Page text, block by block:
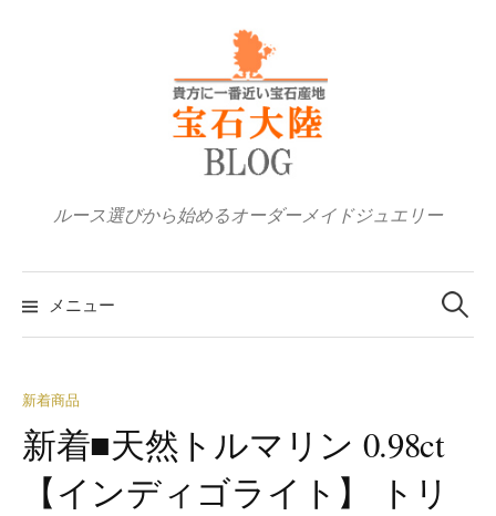
ルース選びから始めるオーダーメイドジュエリー
メニュー
検
索:
新着商品
新着■天然トルマリン 0.98ct
【インディゴライト】 トリ